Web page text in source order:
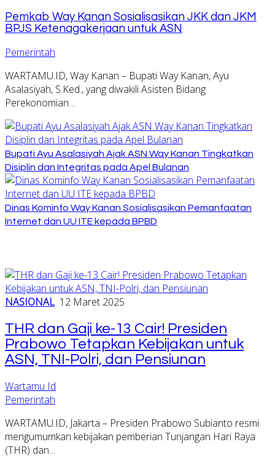
Pemkab Way Kanan Sosialisasikan JKK dan JKM
BPJS Ketenagakerjaan untuk ASN
Pemerintah
WARTAMU.ID, Way Kanan – Bupati Way Kanan, Ayu
Asalasiyah, S.Ked., yang diwakili Asisten Bidang
Perekonomian…
Bupati Ayu Asalasiyah Ajak ASN Way Kanan Tingkatkan
Disiplin dan Integritas pada Apel Bulanan
Dinas Kominfo Way Kanan Sosialisasikan Pemanfaatan
Internet dan UU ITE kepada BPBD
NASIONAL 12 Maret 2025
THR dan Gaji ke-13 Cair! Presiden
Prabowo Tetapkan Kebijakan untuk
ASN, TNI-Polri, dan Pensiunan
Wartamu Id
Pemerintah
WARTAMU.ID, Jakarta – Presiden Prabowo Subianto resmi
mengumumkan kebijakan pemberian Tunjangan Hari Raya
(THR) dan…